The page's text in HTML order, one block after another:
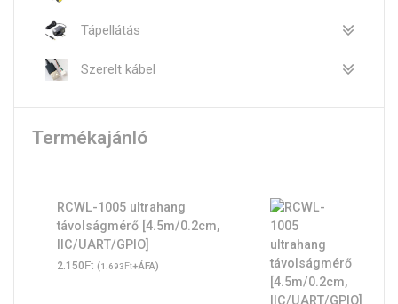
Tápellátás
Szerelt kábel
Termékajánló
RCWL-1005 ultrahang
távolságmérő [4.5m/0.2cm,
IIC/UART/GPIO]
2.150Ft (1.693Ft+ÁFA)